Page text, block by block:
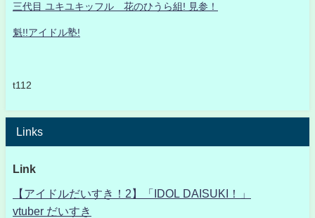
三代目 ユキユキッフル 花のひうら組! 見参！
魁!!アイドル塾!
t112
Links
Link
【アイドルだいすき！2】「IDOL DAISUKI！」
vtuber だいすき